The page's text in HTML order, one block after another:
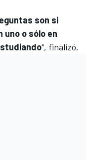
son si
o sólo en
", finalizó.